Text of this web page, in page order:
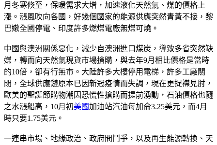
月冬寒倏至，保暖需求大增，加速液化天然氣、煤的價格上
漲。漲風吹向各國，好幾個國家的能源供應突然青黃不接，黎
巴嫩全國停電、印度許多燃煤電廠無煤可燒。
中國與澳洲關係惡化，減少自澳洲進口煤炭，導致多省突然缺
媒，轉而向天然氣現貨市場搶購，與去年9月相比價格是當時
的10倍，卻有行無市。大陸許多大樓停用電梯，許多工廠關
閉，全球供應鏈原本已因新冠疫情而失調，現在更捉襟見肘，
歐美的聖誕節購物潮因恐慌性搶購而提前湧動，石油價格也隨
之水漲船高，10月初美國加油站汽油每加侖3.25美元，而4月
時只要1.75美元。
一連串市場、地緣政治、政府間鬥爭，以及再生能源轉換、天